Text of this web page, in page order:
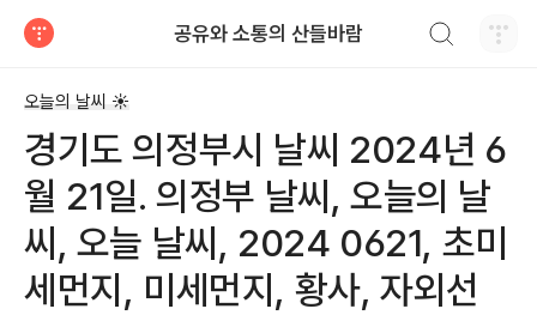
공유와 소통의 산들바람
오늘의 날씨 ☀
경기도 의정부시 날씨 2024년 6
월 21일. 의정부 날씨, 오늘의 날
씨, 오늘 날씨, 2024 0621, 초미
세먼지, 미세먼지, 황사, 자외선